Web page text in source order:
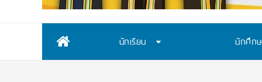
นักเรียน นักศึก